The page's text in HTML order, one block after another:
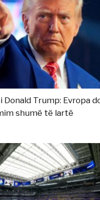
Donald Trump: Evropa
shumë të lartë